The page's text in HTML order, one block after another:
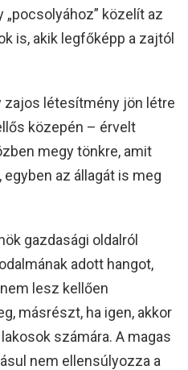
közelít az
is, akik legfőképp a zajtól
zajos létesítmény jön létre
közepén – érvelt
megy tönkre, amit
az állagát is meg
gazdasági oldalról
adott hangot,
lesz kellően
másrészt, ha igen, akkor
számára. A magas
nem ellensúlyozza a